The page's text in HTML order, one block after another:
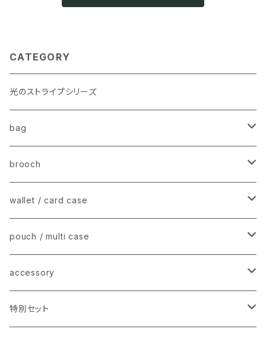
CATEGORY
光のストライプシリーズ
bag
stripe tote − ストライプトートバッグ
mini tote shoulder − ミニショルダー
fur pouch/ pochette − ファーポーチ
brooch
charm brooch − チャームブローチ
animal mini brooch − アニマルブローチ
wallet / card case
mini wallet −ミニウォレット / 名刺入れ
flat card case − フラットカードケース
pouch / multi case
stripe mini case − ストライプミニケース
accessory
earring − イヤリング / ピアス
特別セット